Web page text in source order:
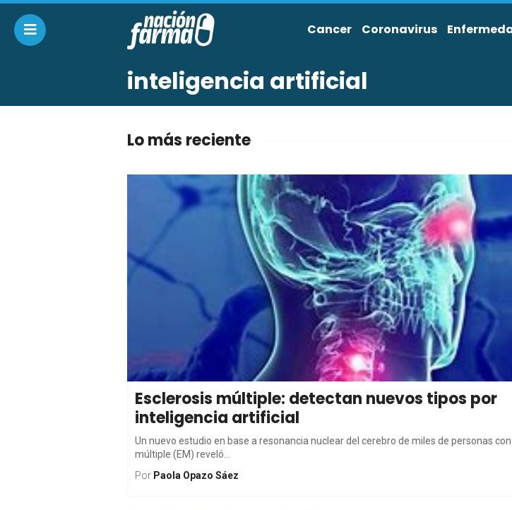
Cancer Coronavirus
inteligencia artificial
Lo más reciente
Esclerosis múltiple: detectan nuevos tipos por
inteligencia artificial
Un nuevo estudio en base a resonancia nuclear del cerebro de miles de personas
múltiple (EM) reveló...
Por Paola Opazo Sáez